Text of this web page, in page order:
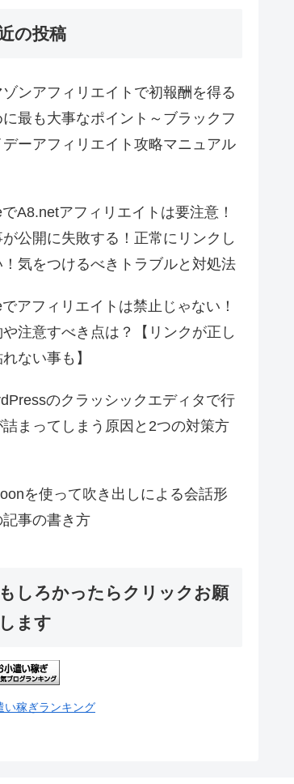
の投稿
ゾンアフィリエイトで初報酬を得る
に最も大事なポイント～ブラックフ
デーアフィリエイト攻略マニュアル
A8.netアフィリエイトは要注意！
公開に失敗する！正常にリンクし
！気をつけるべきトラブルと対処法
アフィリエイトは禁止じゃない！
や注意すべき点は？【リンクが正し
れない事も】
のクラッシックエディタで行
詰まってしまう原因と2つの対策方
を使って吹き出しによる会話形
記事の書き方
しろかったらクリックお願
ます
い稼ぎランキング